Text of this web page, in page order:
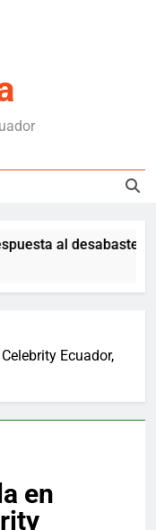
al
Ecuador,
en